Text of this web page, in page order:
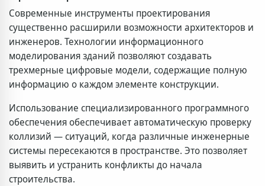
Современные инструменты проектирования
существенно расширили возможности архитекторов и
инженеров. Технологии информационного
моделирования зданий позволяют создавать
трехмерные цифровые модели, содержащие полную
информацию о каждом элементе конструкции.
Использование специализированного программного
обеспечения обеспечивает автоматическую проверку
коллизий — ситуаций, когда различные инженерные
системы пересекаются в пространстве. Это позволяет
выявить и устранить конфликты до начала
строительства.